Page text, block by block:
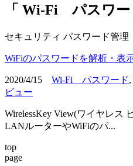
「 Wi-Fi パスワー
セキュリティ パスワード管理
WiFiのパスワードを解析・表示
2020/4/15 Wi-Fi パスワード,
ビュー
WirelessKey View(ワイヤレス
LANルーターやWiFiのパ...
top
page